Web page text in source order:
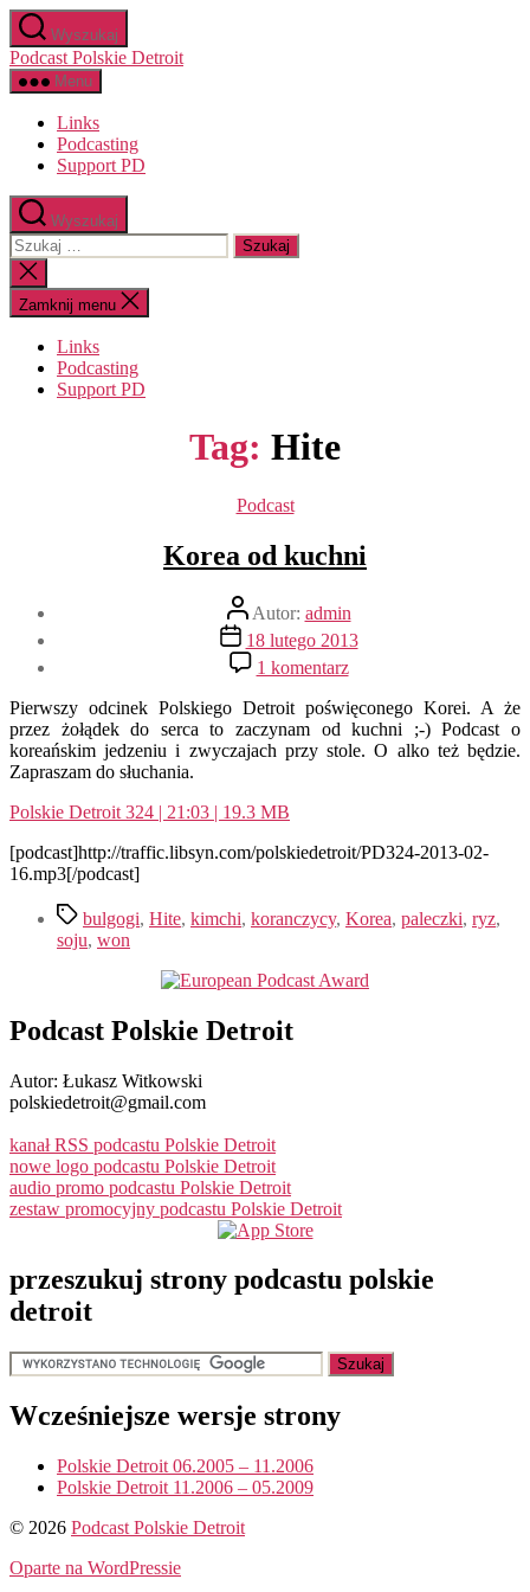
Przejdź
do
treści
Wyszukaj
Podcast Polskie Detroit
Menu
Links
Podcasting
Support PD
Wyszukaj
Szukaj:
Zamknij
wyszukiwanie
Zamknij menu
Links
Podcasting
Support PD
Tag: Hite
Kategorie
Podcast
Korea od kuchni
Autor
wpisu
Autor: admin
Data
wpisu
18 lutego 2013
1 komentarzdo
Korea
od
kuchni
Pierwszy odcinek Polskiego Detroit poświęconego Korei. A że
przez żołądek do serca to zaczynam od kuchni ;-) Podcast o
koreańskim jedzeniu i zwyczajach przy stole. O alko też będzie.
Zapraszam do słuchania.
Polskie Detroit 324 | 21:03 | 19.3 MB
[podcast]http://traffic.libsyn.com/polskiedetroit/PD324-2013-02-
16.mp3[/podcast]
Tagibulgogi, Hite, kimchi, koranczycy, Korea, paleczki, ryz,
soju, won
Podcast Polskie Detroit
Autor: Łukasz Witkowski
polskiedetroit@gmail.com
kanał RSS podcastu Polskie Detroit
nowe logo podcastu Polskie Detroit
audio promo podcastu Polskie Detroit
zestaw promocyjny podcastu Polskie Detroit
przeszukuj strony podcastu polskie
detroit
Wcześniejsze wersje strony
Polskie Detroit 06.2005 – 11.2006
Polskie Detroit 11.2006 – 05.2009
© 2026 Podcast Polskie Detroit
Oparte na WordPressie